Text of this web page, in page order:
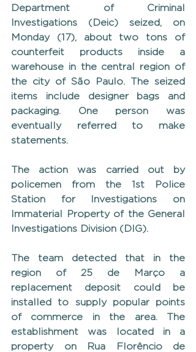
Department of Criminal
Investigations (Deic) seized, on
Monday (17), about two tons of
counterfeit products inside a
warehouse in the central region of
the city of São Paulo. The seized
items include designer bags and
packaging. One person was
eventually referred to make
statements.
The action was carried out by
policemen from the 1st Police
Station for Investigations on
Immaterial Property of the General
Investigations Division (DIG).
The team detected that in the
region of 25 de Março a
replacement deposit could be
installed to supply popular points
of commerce in the area. The
establishment was located in a
property on Rua Florêncio de